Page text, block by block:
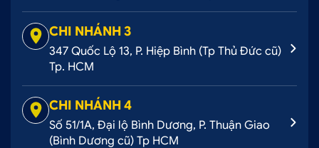
CHI NHÁNH 3
347 Quốc Lộ 13, P. Hiệp Bình (Tp Thủ Đức cũ)
Tp. HCM
CHI NHÁNH 4
Số 51/1A, Đại lộ Bình Dương, P. Thuận Giao
(Bình Dương cũ) Tp HCM